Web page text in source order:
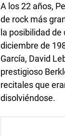
A los 22 años,
de rock más
la posibilidad de
diciembre de
García, David
prestigioso
recitales que
disolviéndose.